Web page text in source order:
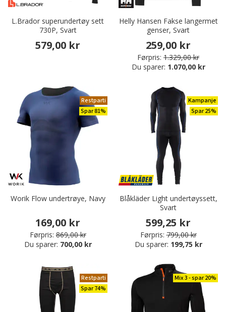
L.Brador superundertøy sett
730P, Svart
579,00 kr
Helly Hansen Fakse langermet
genser, Svart
259,00 kr
Førpris: 1.329,00 kr
Du sparer: 1.070,00 kr
Restparti
Spar 81%
Worik Flow undertrøye, Navy
169,00 kr
Førpris: 869,00 kr
Du sparer: 700,00 kr
Kampanje
Spar 25%
Blåkläder Light undertøyssett,
Svart
599,25 kr
Førpris: 799,00 kr
Du sparer: 199,75 kr
Restparti
Spar 74%
Mix 3 - spar 20%